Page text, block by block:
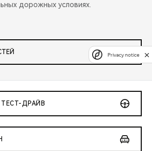
дорожных условиях.
ДРАЙВ
Privacy notice